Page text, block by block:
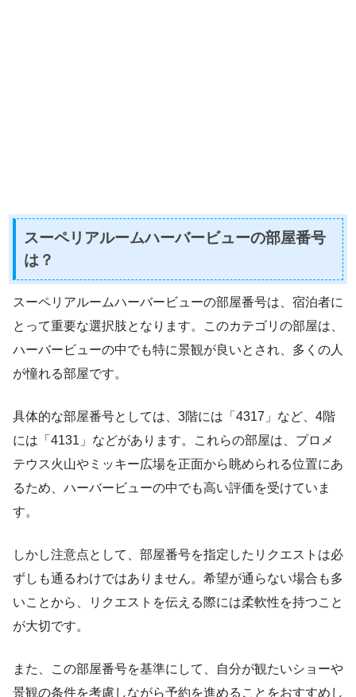
スーペリアルームハーバービューの部屋番号
は？
スーペリアルームハーバービューの部屋番号は、宿泊者に
とって重要な選択肢となります。このカテゴリの部屋は、
ハーバービューの中でも特に景観が良いとされ、多くの人
が憧れる部屋です。
具体的な部屋番号としては、3階には「4317」など、4階
には「4131」などがあります。これらの部屋は、プロメ
テウス火山やミッキー広場を正面から眺められる位置にあ
るため、ハーバービューの中でも高い評価を受けていま
す。
しかし注意点として、部屋番号を指定したリクエストは必
ずしも通るわけではありません。希望が通らない場合も多
いことから、リクエストを伝える際には柔軟性を持つこと
が大切です。
また、この部屋番号を基準にして、自分が観たいショーや
景観の条件を考慮しながら予約を進めることをおすすめし